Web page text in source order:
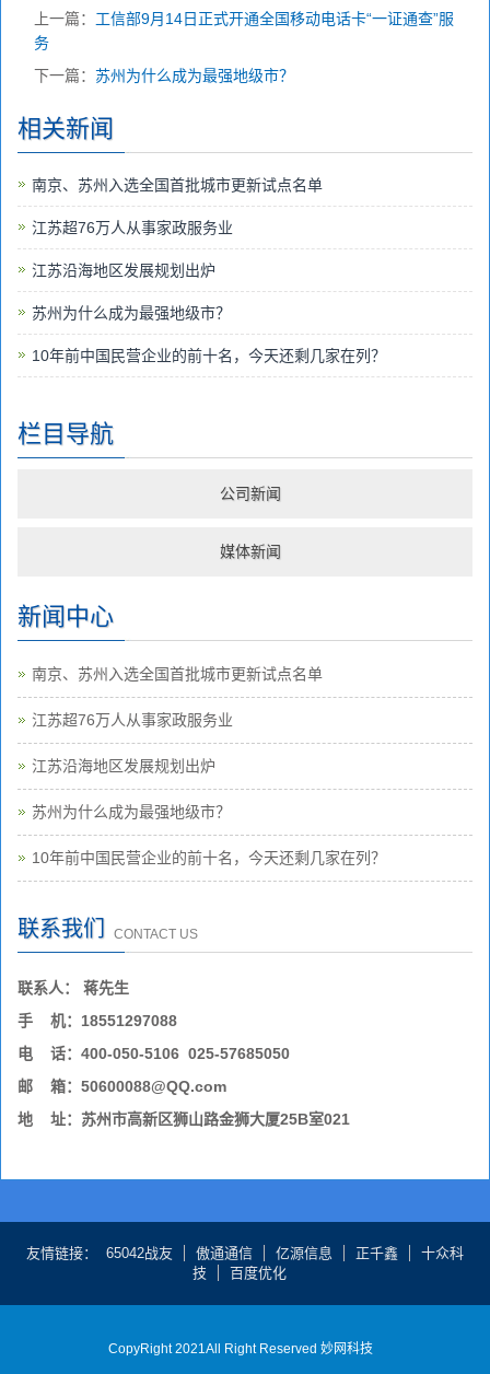
上一篇： 工信部9月14日正式开通全国移动电话卡“一证通查”服
务
下一篇： 苏州为什么成为最强地级市？
相关新闻
南京、苏州入选全国首批城市更新试点名单
江苏超76万人从事家政服务业
江苏沿海地区发展规划出炉
苏州为什么成为最强地级市？
10年前中国民营企业的前十名，今天还剩几家在列？
栏目导航
公司新闻
媒体新闻
新闻中心
南京、苏州入选全国首批城市更新试点名单
江苏超76万人从事家政服务业
江苏沿海地区发展规划出炉
苏州为什么成为最强地级市？
10年前中国民营企业的前十名，今天还剩几家在列？
联系我们 CONTACT US
联系人： 蒋先生
手 机：18551297088
电 话：400-050-5106 025-57685050
邮 箱：50600088@QQ.com
地 址：苏州市高新区狮山路金狮大厦25B室021
友情链接 65042战友 傲通通信 亿源信息 正千鑫
十众科
技
百度优化
CopyRight 2021All Right Reserved 妙网科技